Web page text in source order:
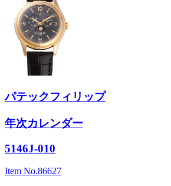
パテックフィリップ
年次カレンダー
5146J-010
Item No.86627